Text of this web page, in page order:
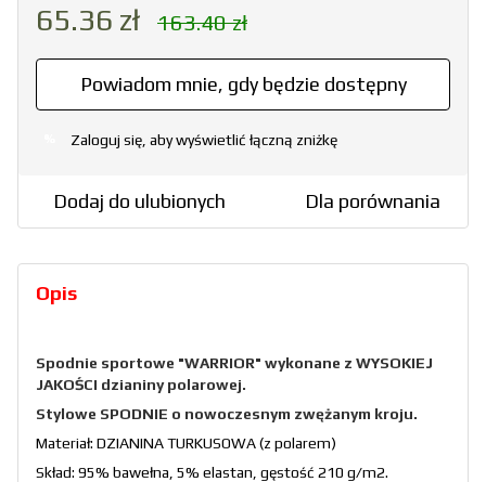
65.36 zł 163.40 zł
Powiadom mnie, gdy będzie dostępny
Zaloguj się, aby wyświetlić łączną zniżkę
Dodaj do ulubionych Dla porównania
Opis
Spodnie sportowe "WARRIOR" wykonane z WYSOKIEJ
JAKOŚCI dzianiny polarowej.
Stylowe SPODNIE o nowoczesnym zwężanym kroju.
Materiał: DZIANINA TURKUSOWA (z polarem)
Skład: 95% bawełna, 5% elastan, gęstość 210 g/m2.